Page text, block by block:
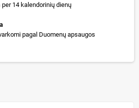
14 kalendorinių dienų
pagal Duomenų apsaugos